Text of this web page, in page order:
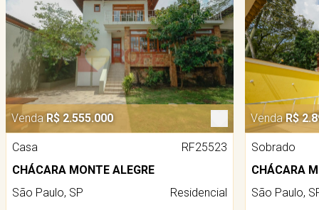
Venda R$ 2.555.000
Casa
RF25523
CHÁCARA MONTE ALEGRE
São Paulo, SP
Residencial
Venda R$
Sobrado
CHÁCARA
São Paulo,